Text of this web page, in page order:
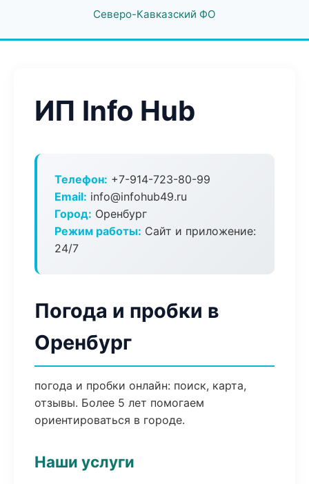
Северо-Кавказский ФО
ИП Info Hub
Телефон: +7-914-723-80-99
Email: info@infohub49.ru
Город: Оренбург
Режим работы: Сайт и приложение:
24/7
Погода и пробки в
Оренбург
погода и пробки онлайн: поиск, карта,
отзывы. Более 5 лет помогаем
ориентироваться в городе.
Наши услуги